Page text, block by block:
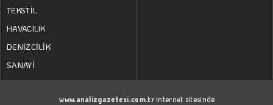
TEKSTİL
HAVACILIK
DENİZCİLİK
SANAYİ
www.analizgazetesi.com.trinternet sitesinde